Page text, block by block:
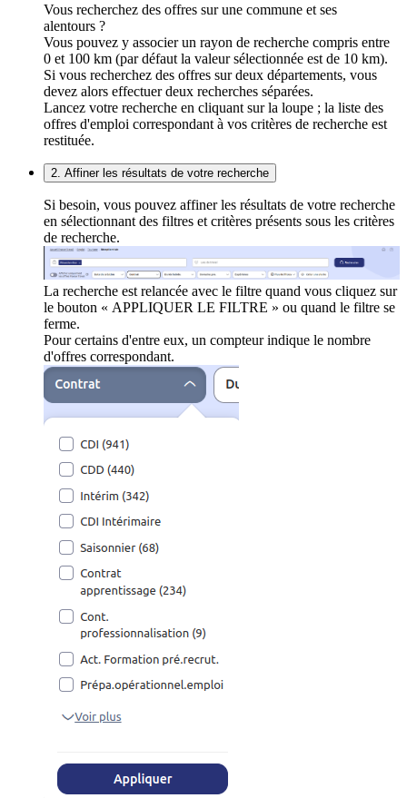
Vous recherchez des offres sur une commune et ses
alentours ?
Vous pouvez y associer un rayon de recherche compris entre
0 et 100 km (par défaut la valeur sélectionnée est de 10 km).
Si vous recherchez des offres sur deux départements, vous
devez alors effectuer deux recherches séparées.
Lancez votre recherche en cliquant sur la loupe ; la liste des
offres d'emploi correspondant à vos critères de recherche est
restituée.
2. Affiner les résultats de votre recherche
Si besoin, vous pouvez affiner les résultats de votre recherche
en sélectionnant des filtres et critères présents sous les critères
de recherche.
La recherche est relancée avec le filtre quand vous cliquez sur
le bouton « APPLIQUER LE FILTRE » ou quand le filtre se
ferme.
Pour certains d'entre eux, un compteur indique le nombre
d'offres correspondant.